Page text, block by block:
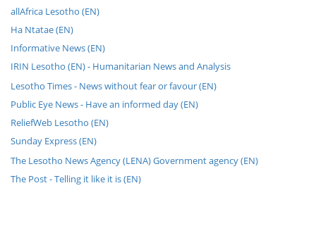
allAfrica Lesotho (EN)
Ha Ntatae (EN)
Informative News (EN)
IRIN Lesotho (EN) - Humanitarian News and Analysis
Lesotho Times - News without fear or favour (EN)
Public Eye News - Have an informed day (EN)
ReliefWeb Lesotho (EN)
Sunday Express (EN)
The Lesotho News Agency (LENA) Government agency (EN)
The Post - Telling it like it is (EN)